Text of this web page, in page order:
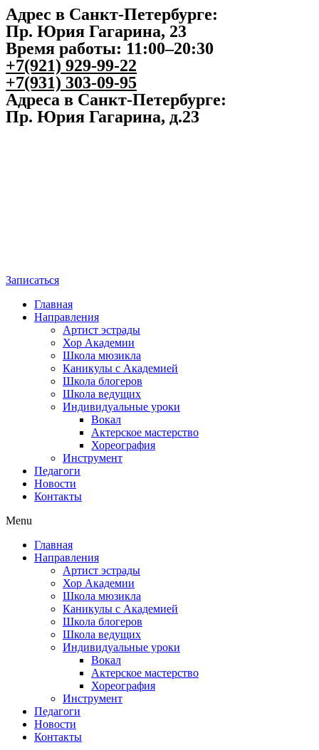
Адрес в Санкт-Петербурге:
Пр. Юрия Гагарина, 23
Время работы: 11:00–20:30
+7(921) 929-99-22
+7(931) 303-09-95
Адреса в Санкт-Петербурге:
Пр. Юрия Гагарина, д.23
Записаться
Главная
Направления
Артист эстрады
Хор Академии
Школа мюзикла
Каникулы с Академией
Школа блогеров
Школа ведущих
Индивидуальные уроки
Вокал
Актерское мастерство
Хореография
Инструмент
Педагоги
Новости
Контакты
Menu
Главная
Направления
Артист эстрады
Хор Академии
Школа мюзикла
Каникулы с Академией
Школа блогеров
Школа ведущих
Индивидуальные уроки
Вокал
Актерское мастерство
Хореография
Инструмент
Педагоги
Новости
Контакты